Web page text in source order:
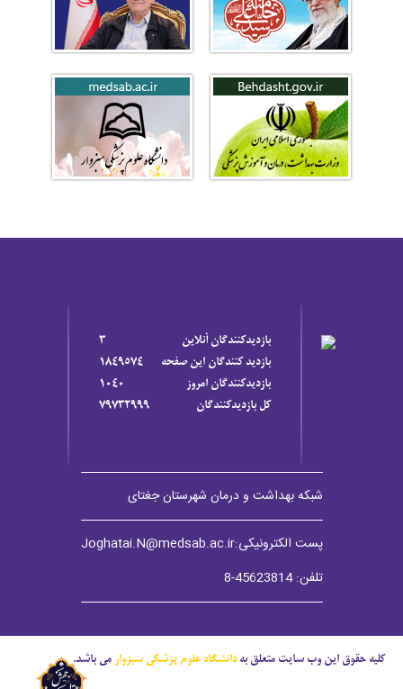
بازديدکنندگان آنلاين
3
بازديد کنندگان اين صفحه
1849574
بازديدکنندگان امروز
1040
کل بازديدکنندگان
79732999
شبکه بهداشت و درمان شهرستان جغتای
پست الکترونیکی:Joghatai.N@medsab.ac.ir
تلفن: 45623814-8
کلیه حقوق این وب سایت متعلق بهدانشگاه علوم پزشکی سبزوار می باشد.